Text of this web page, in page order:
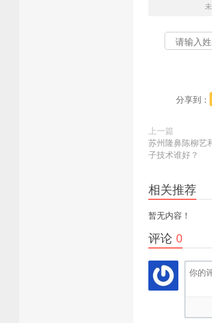
分享到：
上一篇
苏州隆鼻陈柳艺
子技术谁好？
相关推荐
暂无内容！
评论 0